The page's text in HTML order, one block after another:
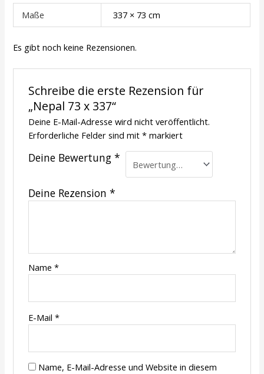
Maße 337 × 73 cm
Es gibt noch keine Rezensionen.
Schreibe die erste Rezension für
„Nepal 73 x 337“
Deine E-Mail-Adresse wird nicht veröffentlicht.
Erforderliche Felder sind mit *markiert
Deine Bewertung *
Deine Rezension *
Name *
E-Mail *
Name, E-Mail-Adresse und Website in diesem